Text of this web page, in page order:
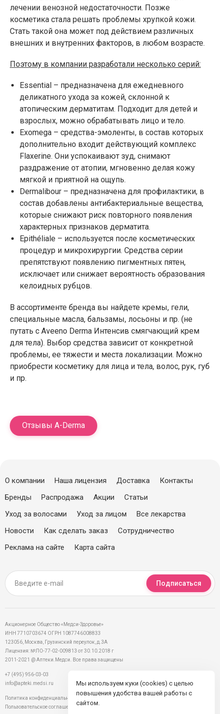
лечении венозной недостаточности. Позже
косметика стала решать проблемы хрупкой кожи.
Стать такой она может под действием различных
внешних и внутренних факторов, в любом возрасте.
Поэтому в компании разработали несколько серий:
Essential – предназначена для ежедневного
деликатного ухода за кожей, склонной к
атопическим дерматитам. Подходит для детей и
взрослых, можно обрабатывать лицо и тело.
Exomega – средства-эмоленты, в состав которых
дополнительно входит действующий комплекс
Flaxerine. Они успокаивают зуд, снимают
раздражение от атопии, мгновенно делая кожу
мягкой и приятной на ощупь.
Dermalibour – предназначена для профилактики, в
состав добавлены антибактериальные вещества,
которые снижают риск повторного появления
характерных признаков дерматита.
Epithéliale – используется после косметических
процедур и микрохирургии. Средства серии
препятствуют появлению пигментных пятен,
исключает или снижает вероятность образования
келоидных рубцов.
В ассортименте бренда вы найдете кремы, гели,
специальные масла, бальзамы, лосьоны и пр. (не
путать с Aveeno Derma Интенсив смягчающий крем
для тела). Выбор средства зависит от конкретной
проблемы, ее тяжести и места локализации. Можно
приобрести косметику для лица и тела, волос, рук, губ
и пр.
Отзывы A-Derma
О компании Наша лицензия Доставка
Контакты
Бренды
Распродажа Акции
Статьи
Уход за волосами
Уход за лицом
Все лекарства
Новости
Как сделать заказ
Сотрудничество
Реклама на сайте
Карта сайта
Подписаться
Акционерное Общество «Медси-Здоровье»
ИНН 7710703674 ОГРН 1087746008833
123056, Москва, Грузинский переулок, д.3А
Лицензия: №ЛО-77-02-009813 от 30.10.2018 г
2011-2021 @ Аптеки.Медси. Все права защищены
+7 (495) 956-03-03
info@apteki.medsi.ru
Политика конфиденциальности
Пользовательское соглашение
Мы используем куки (cookies) с целью
повышения удобства вашей работы с
сайтом.